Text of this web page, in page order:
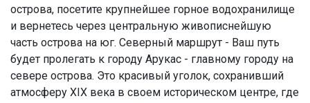
острова, посетите крупнейшее горное водохранилище
и вернетесь через центральную живописнейшую
часть острова на юг. Северный маршрут - Ваш путь
будет пролегать к городу Арукас - главному городу на
севере острова. Это красивый уголок, сохранивший
атмосферу XIX века в своем историческом центре, где